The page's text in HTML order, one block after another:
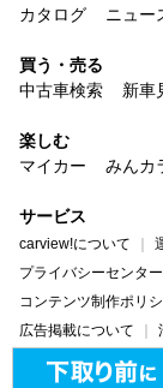
カタログ
ニュー
買う・売る
中古車検索
新車
楽しむ
マイカー
みんカ
サービス
carview!について
プライバシーセンター
コンテンツ制作ポリ
広告掲載について
ヘルプ・お問い合わせ